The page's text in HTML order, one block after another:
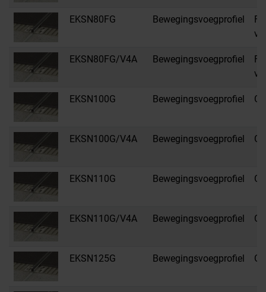
EKSN80FG Bewegingsvoegprofiel
EKSN80FG/V4A Bewegingsvoegprofiel
EKSN100G Bewegingsvoegprofiel G
EKSN100G/V4A Bewegingsvoegprofiel G
EKSN110G Bewegingsvoegprofiel G
EKSN110G/V4A Bewegingsvoegprofiel G
EKSN125G Bewegingsvoegprofiel G